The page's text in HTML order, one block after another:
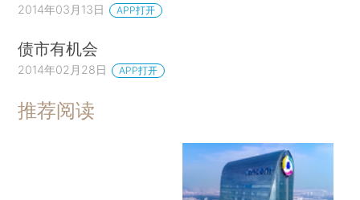
2014年03月13日 APP打开
债市有机会
2014年02月28日 APP打开
推荐阅读